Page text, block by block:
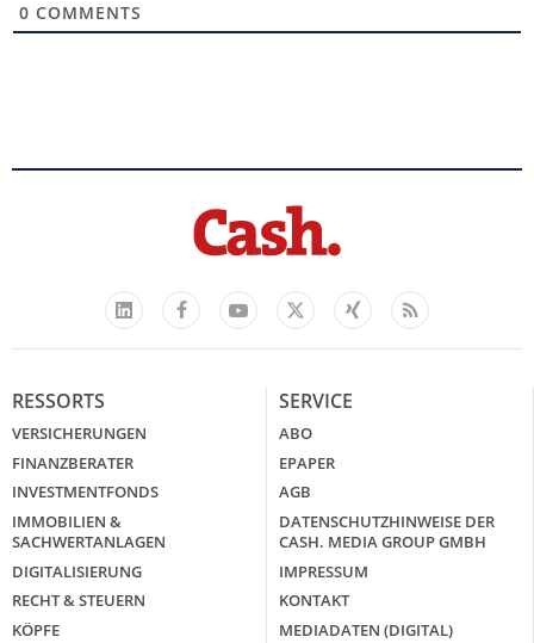
0 COMMENTS
LinkedIn
FacebookYouTube
X
Xing Feed
RESSORTS
VERSICHERUNGEN
FINANZBERATER
INVESTMENTFONDS
IMMOBILIEN &
SACHWERTANLAGEN
DIGITALISIERUNG
RECHT & STEUERN
KÖPFE
SERVICE
ABO
EPAPER
AGB
DATENSCHUTZHINWEISE DER
CASH. MEDIA GROUP GMBH
IMPRESSUM
KONTAKT
MEDIADATEN (DIGITAL)